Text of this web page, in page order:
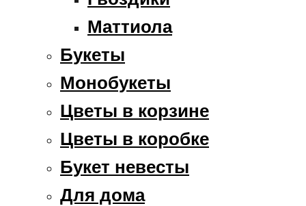
Маттиола
Букеты
Монобукеты
Цветы в корзине
Цветы в коробке
Букет невесты
Для дома